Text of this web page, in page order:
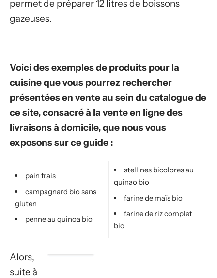
permet de préparer 12 litres de boissons
gazeuses.
Voici des exemples de produits pour la
cuisine que vous pourrez rechercher
présentées en vente au sein du catalogue de
ce site, consacré à la vente en ligne des
livraisons à domicile, que nous vous
exposons sur ce guide :
pain frais
campagnard bio sans
gluten
penne au quinoa bio
stellines bicolores au
quinao bio
farine de maïs bio
farine de riz complet
bio
Alors,
suite à